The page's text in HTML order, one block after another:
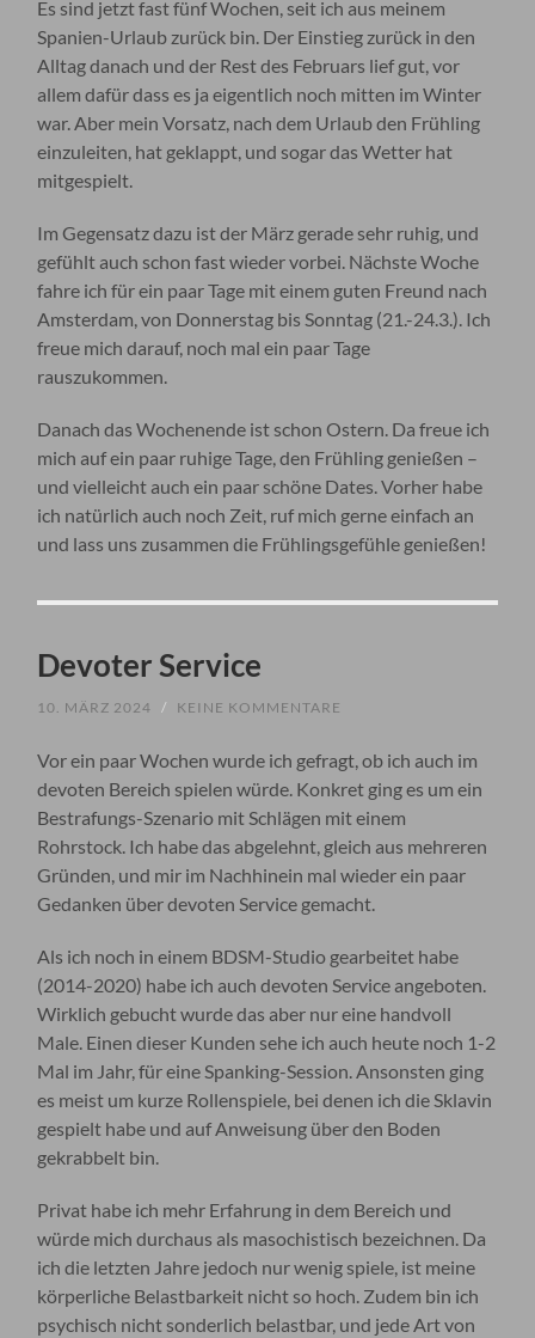
Es sind jetzt fast fünf Wochen, seit ich aus meinem
Spanien-Urlaub zurück bin. Der Einstieg zurück in den
Alltag danach und der Rest des Februars lief gut, vor
allem dafür dass es ja eigentlich noch mitten im Winter
war. Aber mein Vorsatz, nach dem Urlaub den Frühling
einzuleiten, hat geklappt, und sogar das Wetter hat
mitgespielt.
Im Gegensatz dazu ist der März gerade sehr ruhig, und
gefühlt auch schon fast wieder vorbei. Nächste Woche
fahre ich für ein paar Tage mit einem guten Freund nach
Amsterdam, von Donnerstag bis Sonntag (21.-24.3.). Ich
freue mich darauf, noch mal ein paar Tage
rauszukommen.
Danach das Wochenende ist schon Ostern. Da freue ich
mich auf ein paar ruhige Tage, den Frühling genießen –
und vielleicht auch ein paar schöne Dates. Vorher habe
ich natürlich auch noch Zeit, ruf mich gerne einfach an
und lass uns zusammen die Frühlingsgefühle genießen!
Devoter Service
10. MÄRZ 2024 / KEINE KOMMENTARE
Vor ein paar Wochen wurde ich gefragt, ob ich auch im
devoten Bereich spielen würde. Konkret ging es um ein
Bestrafungs-Szenario mit Schlägen mit einem
Rohrstock. Ich habe das abgelehnt, gleich aus mehreren
Gründen, und mir im Nachhinein mal wieder ein paar
Gedanken über devoten Service gemacht.
Als ich noch in einem BDSM-Studio gearbeitet habe
(2014-2020) habe ich auch devoten Service angeboten.
Wirklich gebucht wurde das aber nur eine handvoll
Male. Einen dieser Kunden sehe ich auch heute noch 1-2
Mal im Jahr, für eine Spanking-Session. Ansonsten ging
es meist um kurze Rollenspiele, bei denen ich die Sklavin
gespielt habe und auf Anweisung über den Boden
gekrabbelt bin.
Privat habe ich mehr Erfahrung in dem Bereich und
würde mich durchaus als masochistisch bezeichnen. Da
ich die letzten Jahre jedoch nur wenig spiele, ist meine
körperliche Belastbarkeit nicht so hoch. Zudem bin ich
psychisch nicht sonderlich belastbar, und jede Art von